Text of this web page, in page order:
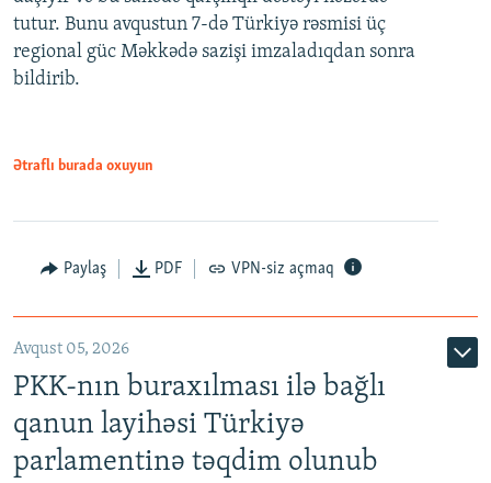
tutur. Bunu avqustun 7-də Türkiyə rəsmisi üç
regional güc Məkkədə sazişi imzaladıqdan sonra
bildirib.
Ətraflı burada oxuyun
Paylaş PDF VPN-siz açmaq
Avqust 05, 2026
PKK-nın buraxılması ilə bağlı
qanun layihəsi Türkiyə
parlamentinə təqdim olunub